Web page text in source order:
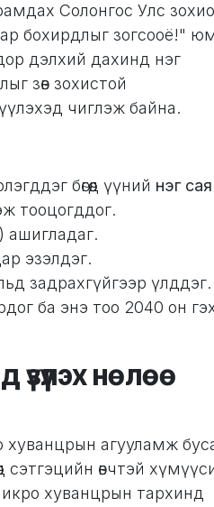
Солонгос Улс
бохирдлыг зогсооё!"
дэлхий дахинд нэг
зөв зохистой
чиглэж байна.
бөгөөд үүний нэг сая
тооцогддог.
ашигладаг.
эзэлдэг.
задрахгүйгээр үлддэг.
ба энэ тоо 2040 он
нөлөө
хуванцрын агууламж
сэтгэцийн өвчтэй
хуванцрын тархинд